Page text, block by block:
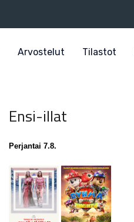
Arvostelut Tilastot
Ensi-illat
Perjantai 7.8.